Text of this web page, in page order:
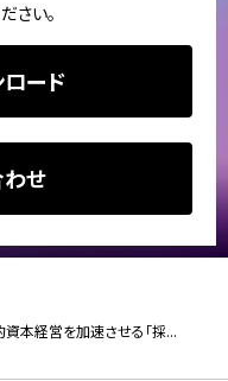
さい。
ード
せ
本経営を加速させる「採...